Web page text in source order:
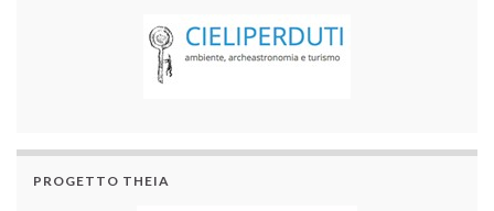
PROGETTO THEIA